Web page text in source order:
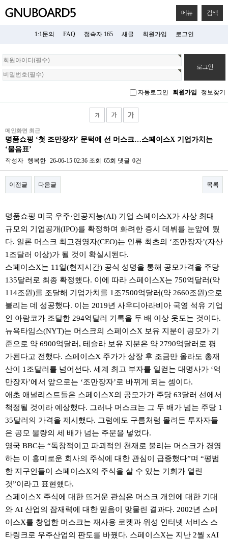
메뉴 검색
1:1문의 FAQ 접속자 165 새글 회원가입 로그인
회
원
로
자동로그인 회원가입 정보찾기
메인화면 최근
명품쇼핑 ‘첫 조만장자’ 문턱에 선 머스크…스페이스X 기업가치는
‘물음표’
작성자 행복한 26-06-15 02:36 조회 65회 댓글 0건
이전글 다음글 목록
명품쇼핑 미국 우주·인공지능(AI) 기업 스페이스X가 사상 최대
규모의 기업공개(IPO)를 확정하며 화려한 증시 데뷔를 눈앞에 뒀
다. 일론 머스크 최고경영자(CEO)는 인류 최초의 ‘조만장자’(자산
1조달러 이상)가 될 것이 확실시된다.
스페이스X는 11일(현지시간) 공식 성명을 통해 공모가격을 주당
135달러로 최종 확정했다. 이에 따라 스페이스X는 750억달러(약
114조원)를 조달해 기업가치를 1조7500억달러(약 2660조원)으로
불리는 데 성공했다. 이는 2019년 사우디아라비아 국영 석유 기업
인 아람코가 조달한 294억달러 기록을 두 배 이상 웃도는 것이다.
뉴욕타임스(NYT)는 머스크의 스페이스X 보유 지분이 공모가 기
준으로 약 6900억달러, 테슬라 보유 지분은 약 2790억달러로 평
가된다고 전했다. 스페이스X 주가가 상장 후 조금만 올라도 총재
산이 1조달러를 넘어선다. 세계 최고 부자를 일컫는 대명사가 ‘억
만장자’에서 앞으로는 ‘조만장자’로 바뀌게 되는 셈이다.
애초 애널리스트들은 스페이스X의 공모가가 주당 63달러 선에서
책정될 것이라 예상했다. 그러나 머스크는 그 두 배가 넘는 주당 1
35달러의 가격을 제시했다. 그럼에도 구름처럼 몰려든 투자자들
은 공모 물량의 세 배가 넘는 주문을 넣었다.
영국 BBC는 “독창적이고 파괴적인 천재로 불리는 머스크가 경영
하는 이 흥미로운 회사의 주식에 대한 관심이 급증했다”며 “평범
한 지구인들이 스페이스X의 주식을 살 수 있는 기회가 열린
것”이라고 표현했다.
스페이스X 주식에 대한 뜨거운 관심은 머스크 개인에 대한 기대
와 AI 산업의 잠재력에 대한 믿음이 맞물린 결과다. 2002년 스페
이스X를 창업한 머스크는 재사용 로켓과 위성 인터넷 서비스 스
타링크로 우주산업의 판도를 바꿨다. 스페이스X는 지난 2월 xAI